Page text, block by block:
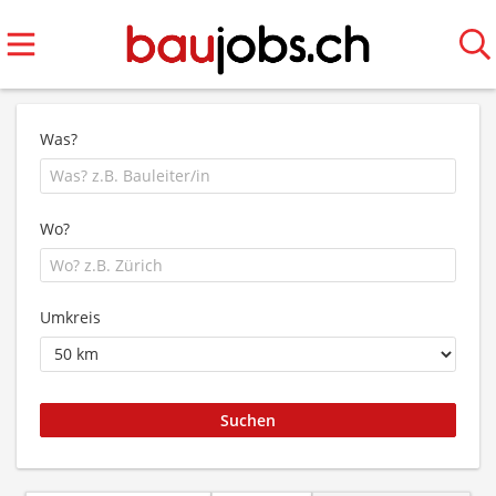
Was?
Wo?
Umkreis